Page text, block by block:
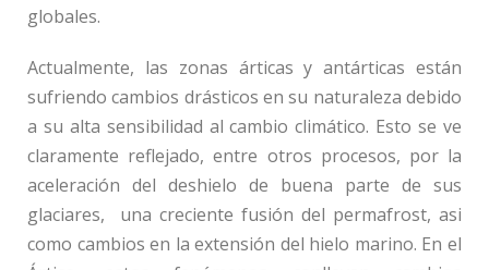
globales.
Actualmente, las zonas árticas y antárticas están
sufriendo cambios drásticos en su naturaleza debido
a su alta sensibilidad al cambio climático. Esto se ve
claramente reflejado, entre otros procesos, por la
aceleración del deshielo de buena parte de sus
glaciares, una creciente fusión del permafrost, asi
como cambios en la extensión del hielo marino. En el